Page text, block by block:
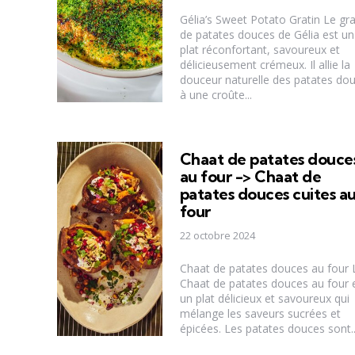
Gélia’s Sweet Potato Gratin Le
de patates douces de Gélia est un
plat réconfortant, savoureux et
délicieusement crémeux. Il allie la
douceur naturelle des patates
à une croûte...
Chaat de patates
au four -> Chaat de
patates douces cuites
four
22 octobre 2024
Chaat de patates douces au four
Chaat de patates douces au four
un plat délicieux et savoureux qui
mélange les saveurs sucrées et
épicées. Les patates douces